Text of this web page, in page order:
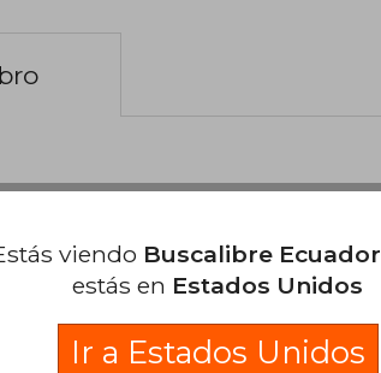
viendo Buscalibre Ecuador
estás en Estados Unidos
Ir a Estados Unidos